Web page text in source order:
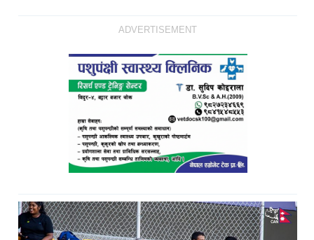
ADVERTISEMENT